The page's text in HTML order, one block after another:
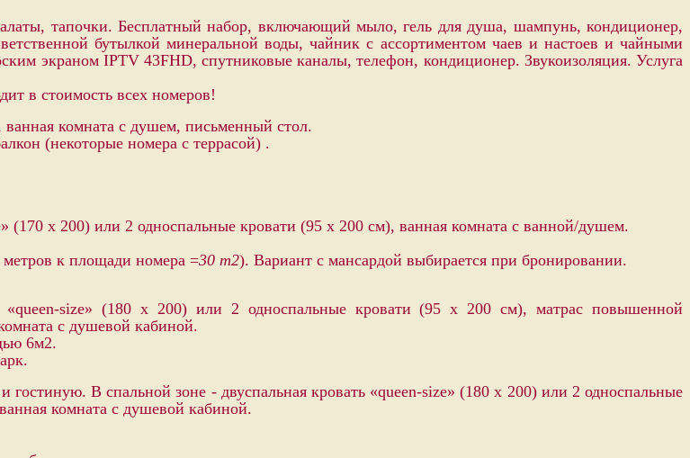
тапочки. Бесплатный набор, включающий мыло, гель для душа, шампунь, кондиционер,
бутылкой минеральной воды, чайник с ассортиментом чаев и настоев и чайными
экраном IPTV 43FHD, спутниковые каналы, телефон, кондиционер. Звукоизоляция. Услуга
в стоимость всех номеров!
комната с душем, письменный стол.
(некоторые номера с террасой) .
(170 x 200) или 2 односпальные кровати (95 х 200 см), ванная комната с ванной/душем.
к площади номера =30 m2). Вариант с мансардой выбирается при бронировании.
«queen-size» (180 x 200) или 2 односпальные кровати (95 х 200 см), матрас повышенной
с душевой кабиной.
6м2.
В спальной зоне - двуспальная кровать «queen-size» (180 x 200) или 2 односпальные
комната с душевой кабиной.